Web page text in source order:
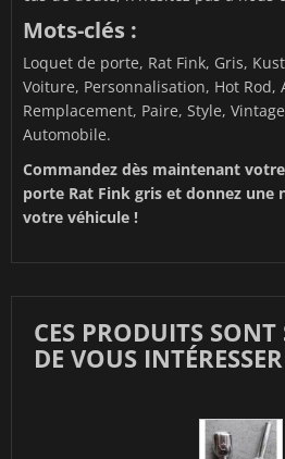
Mots-clés :
Loquet de porte, Rat Fink, Gris,
Voiture, Personnalisation, Hot Rod,
Remplacement, Paire, Style,
Automobile.
Commandez dès maintenant
porte Rat Fink gris et donnez une
votre véhicule !
CES PRODUITS SONT
DE VOUS INTÉRESSER